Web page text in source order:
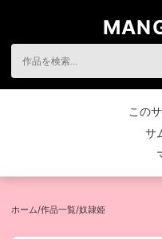
この
サ
ホーム/作品一覧/奴隷姫